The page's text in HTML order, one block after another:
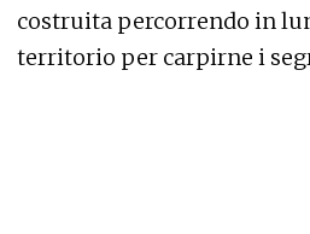
costruita percorrendo in
territorio per carpirne i